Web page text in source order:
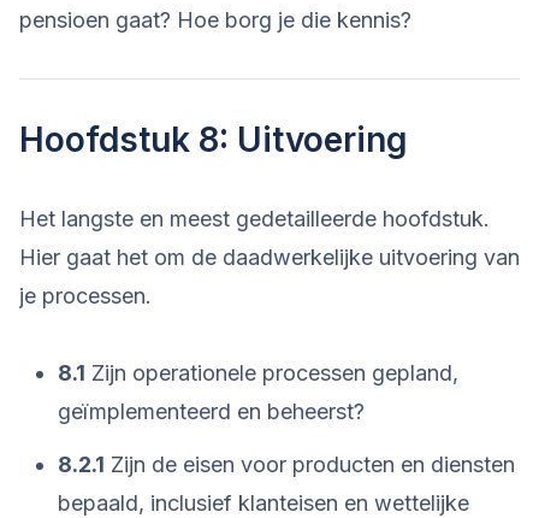
pensioen gaat? Hoe borg je die kennis?
Hoofdstuk 8: Uitvoering
Het langste en meest gedetailleerde hoofdstuk.
Hier gaat het om de daadwerkelijke uitvoering van
je processen.
8.1 Zijn operationele processen gepland,
geïmplementeerd en beheerst?
8.2.1 Zijn de eisen voor producten en diensten
bepaald, inclusief klanteisen en wettelijke